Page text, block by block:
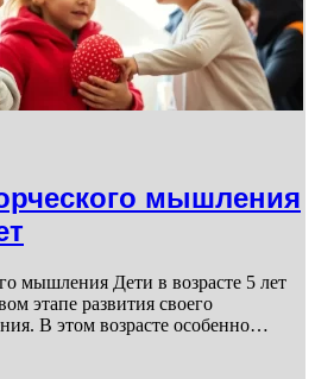
мышления
мышления Дети в возрасте 5 лет
этапе развития своего
В этом возрасте особенно…